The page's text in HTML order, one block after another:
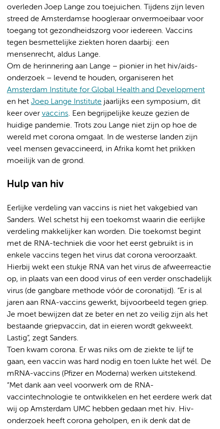
overleden Joep Lange zou toejuichen. Tijdens zijn leven
streed de Amsterdamse hoogleraar onvermoeibaar voor
toegang tot gezondheidszorg voor iedereen. Vaccins
tegen besmettelijke ziekten horen daarbij: een
mensenrecht, aldus Lange.
Om de herinnering aan Lange – pionier in het hiv/aids-
onderzoek – levend te houden, organiseren het
Amsterdam Institute for Global Health and Development
en het Joep Lange Institute jaarlijks een symposium, dit
keer overvaccins. Een begrijpelijke keuze gezien de
huidige pandemie. Trots zou Lange niet zijn op hoe de
wereld met corona omgaat. In de westerse landen zijn
veel mensen gevaccineerd, in Afrika komt het prikken
moeilijk van de grond.
Hulp van hiv
Eerlijke verdeling van vaccins is niet het vakgebied van
Sanders. Wel schetst hij een toekomst waarin die eerlijke
verdeling makkelijker kan worden. Die toekomst begint
met de RNA-techniek die voor het eerst gebruikt is in
enkele vaccins tegen het virus dat corona veroorzaakt.
Hierbij wekt een stukje RNA van het virus de afweerreactie
op, in plaats van een dood virus of een verder onschadelijk
virus (de gangbare methode vóór de coronatijd). “Er is al
jaren aan RNA-vaccins gewerkt, bijvoorbeeld tegen griep.
Je moet bewijzen dat ze beter en net zo veilig zijn als het
bestaande griepvaccin, dat in eieren wordt gekweekt.
Lastig”, zegt Sanders.
Toen kwam corona. Er was niks om de ziekte te lijf te
gaan, een vaccin was hard nodig en toen lukte het wél. De
mRNA-vaccins (Pfizer en Moderna) werken uitstekend.
“Met dank aan veel voorwerk om de RNA-
vaccintechnologie te ontwikkelen en het eerdere werk dat
wij op Amsterdam UMC hebben gedaan met hiv. Hiv-
onderzoek heeft corona geholpen, en ik denk dat de